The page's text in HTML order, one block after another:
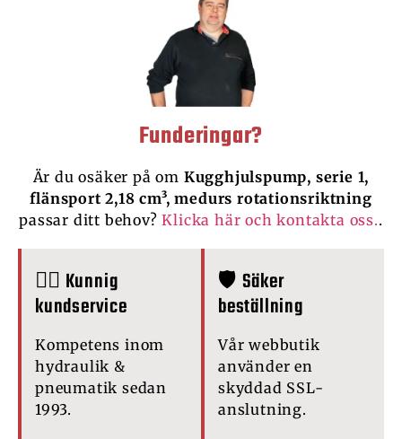
Funderingar?
Är du osäker på om Kugghjulspump, serie 1,
flänsport 2,18 cm³, medurs rotationsriktning
passar ditt behov?Klicka här och kontakta oss..
🙋‍♂️ Kunnig
kundservice
Kompetens inom
hydraulik &
pneumatik sedan
1993.
🛡️ Säker
beställning
Vår webbutik
använder en
skyddad SSL-
anslutning.